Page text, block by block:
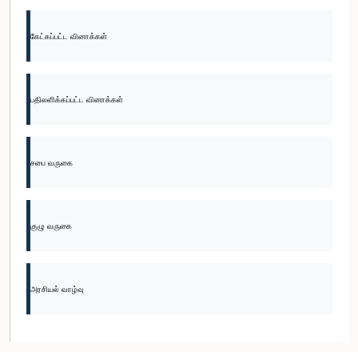
கேட்கப்பட்ட வினாக்கள்
பதிலளிக்கப்பட்ட வினாக்கள்
சபை வருகை
குழு வருகை
அரசியல் வாழ்வு